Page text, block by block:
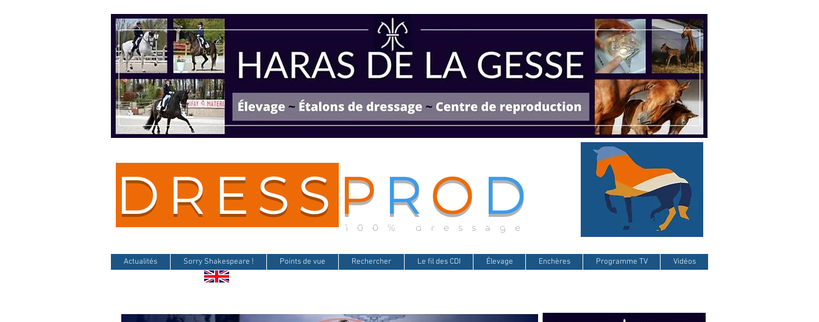
DRESS P RO D
100% dressage
Actualités Sorry Shakespeare ! Points de vue Rechercher Le fil des CDI Élevage Enchères Programme TV Vidéos